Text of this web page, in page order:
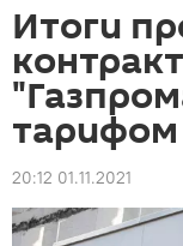
Итоги
20:12 01.11.2021